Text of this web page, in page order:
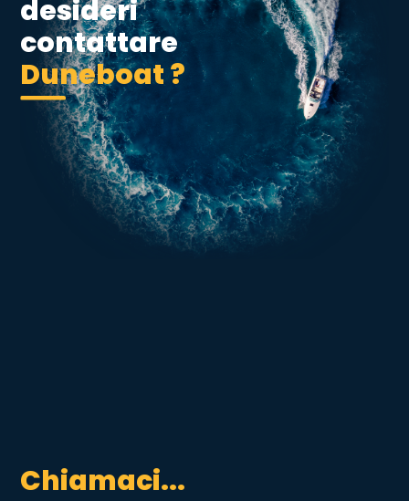
desideri
contattare
Duneboat ?
Chiamaci...